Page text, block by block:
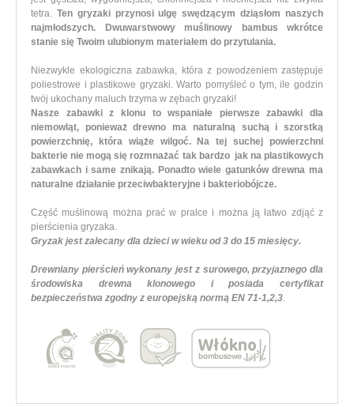
tetra. Ten gryzaki przynosi ulgę swędzącym dziąsłom naszych
najmłodszych. Dwuwarstwowy muślinowy bambus wkrótce
stanie się Twoim ulubionym materiałem do przytulania.
Niezwykle ekologiczna zabawka, która z powodzeniem zastępuje
poliestrowe i plastikowe gryzaki. Warto pomyśleć o tym, ile godzin
twój ukochany maluch trzyma w zębach gryzaki!
Nasze zabawki z klonu to wspaniałe pierwsze zabawki dla
niemowląt, ponieważ drewno ma naturalną suchą i szorstką
powierzchnię, która wiąże wilgoć. Na tej suchej powierzchni
bakterie nie mogą się rozmnażać tak bardzo jak na plastikowych
zabawkach i same znikają. Ponadto wiele gatunków drewna ma
naturalne działanie przeciwbakteryjne i bakteriobójcze.
Część muślinową można prać w pralce i można ją łatwo zdjąć z
pierścienia gryzaka.
Gryzak jest zalecany dla dzieci w wieku od 3 do 15 miesięcy.
Drewniany pierścień wykonany jest z surowego, przyjaznego dla
środowiska drewna klonowego i posiada certyfikat
bezpieczeństwa zgodny z europejską normą EN 71-1,2,3.